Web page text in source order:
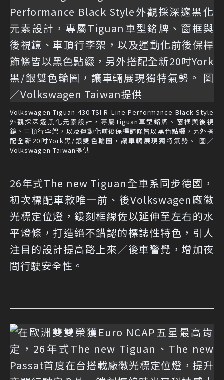
Volkswagen Tiguan 430 TSI R-Line Performance Black Style
外觀採深邃黑化元素設計，專屬Tiguan車型銘牌、窗框與後視
鏡、車頂行李架，以及運動化前後保桿飾條皆以黑色點綴，另外搭
配全新20吋York黑/銀雙色輪圈，讓車輛展現獨特氣勢。 圖／
Volkswagen Taiwan提供
26年式The new Tiguan全車系同步德國，
初次標配車款唯一前、後Volkswagen廠徽
光標定位燈，鏤刻框線佐以延伸至左右的水
平燈條，打造絕不錯認的標誌性特色，引人
注目的設計提高路上來／後車警覺，增加夜
間行駛安全性。